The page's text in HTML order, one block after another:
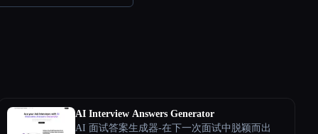
AI Interview Answers Generator
AI 面试答案生成器-在下一次面试中脱颖而出